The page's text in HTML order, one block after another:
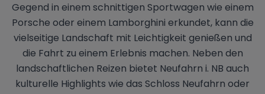
Gegend in einem schnittigen Sportwagen wie einem
Porsche oder einem Lamborghini erkundet, kann die
vielseitige Landschaft mit Leichtigkeit genießen und
die Fahrt zu einem Erlebnis machen. Neben den
landschaftlichen Reizen bietet Neufahrn i. NB auch
kulturelle Highlights wie das Schloss Neufahrn oder